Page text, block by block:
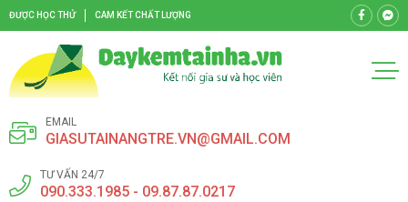
ĐƯỢC HỌC THỬ CAM KẾT CHẤT LƯỢNG
EMAIL
GIASUTAINANGTRE.VN@GMAIL.COM
TƯ VẤN 24/7
090.333.1985 - 09.87.87.0217